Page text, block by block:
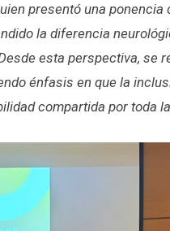
presentó una
la diferencia
esta perspectiva, se
énfasis en que la
compartida por toda